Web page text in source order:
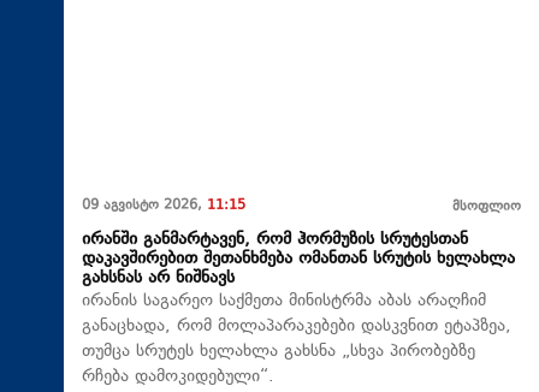
09 აგვისტო 2026, 11:15 მსოფლიო
ირანში განმარტავენ, რომ ჰორმუზის სრუტესთან
დაკავშირებით შეთანხმება ომანთან სრუტის ხელახლა
გახსნას არ ნიშნავს
ირანის საგარეო საქმეთა მინისტრმა აბას არაღჩიმ
განაცხადა, რომ მოლაპარაკებები დასკვნით ეტაპზეა,
თუმცა სრუტეს ხელახლა გახსნა „სხვა პირობებზე
რჩება დამოკიდებული“.